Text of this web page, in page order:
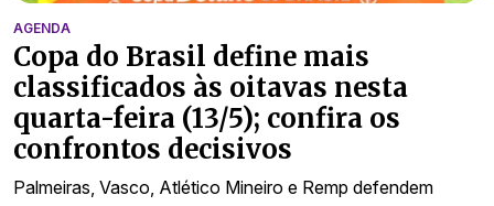
AGENDA
Copa do Brasil define mais
classificados às oitavas nesta
quarta-feira (13/5); confira os
confrontos decisivos
Palmeiras, Vasco, Atlético Mineiro e Remp defendem